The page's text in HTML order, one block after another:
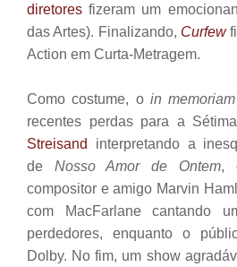
diretores fizeram um
das Artes). Finalizando, Curfew
Action em Curta-Metragem.
Como costume, o in memoriam
recentes perdas para a
Streisand
interpretando a
de Nosso Amor de Ontem,
compositor e amigo Marvin
com MacFarlane cantando
perdedores, enquanto o
Dolby. No fim, um show